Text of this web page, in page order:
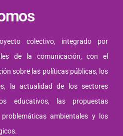
colectivo, integrado por
de la comunicación, con el
sobre las políticas públicas, los
la actualidad de los sectores
educativos, las propuestas
ambientales y los